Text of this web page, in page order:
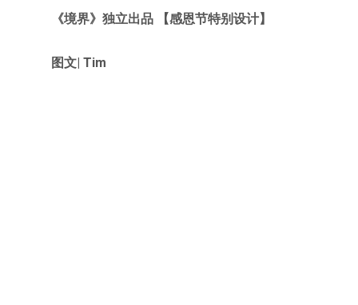
《境界》独立出品 【感恩节特别设计】
图文| Tim